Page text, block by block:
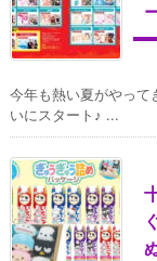
今年も熱い夏がやっ
いにスタート♪ ...